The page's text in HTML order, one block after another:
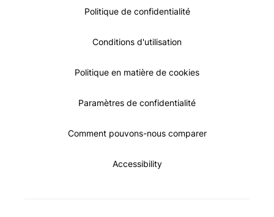
Politique de confidentialité
Conditions d'utilisation
Politique en matière de cookies
Paramètres de confidentialité
Comment pouvons-nous comparer
Accessibility